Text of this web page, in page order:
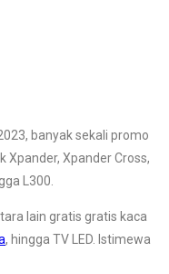
banyak sekali promo
Xpander, Xpander Cross,
L300.
lain gratis gratis kaca
, hingga TV LED. Istimewa